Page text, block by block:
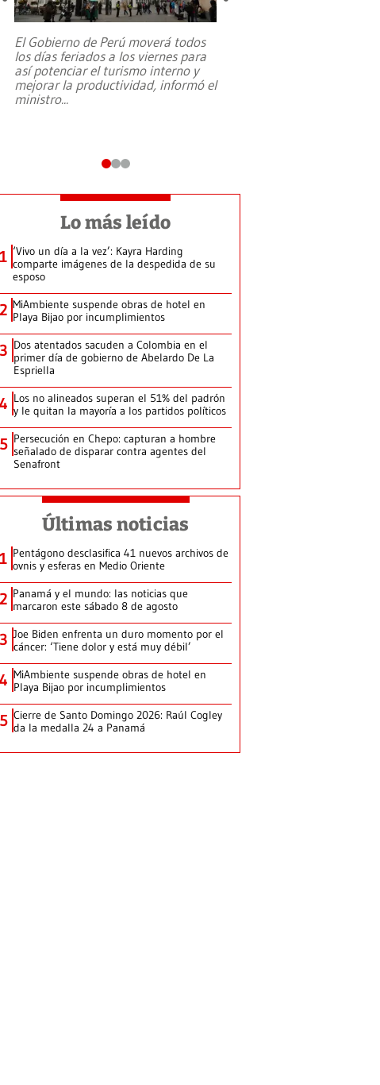
El Gobierno de Perú moverá todos
los días feriados a los viernes para
así potenciar el turismo interno y
mejorar la productividad, informó el
ministro...
Lo más leído
1 ‘Vivo un día a la vez’: Kayra Harding
comparte imágenes de la despedida de su
esposo
2 MiAmbiente suspende obras de hotel en
Playa Bijao por incumplimientos
3 Dos atentados sacuden a Colombia en el
primer día de gobierno de Abelardo De La
Espriella
4 Los no alineados superan el 51% del padrón
y le quitan la mayoría a los partidos políticos
5 Persecución en Chepo: capturan a hombre
señalado de disparar contra agentes del
Senafront
Últimas noticias
1 Pentágono desclasifica 41 nuevos archivos de
ovnis y esferas en Medio Oriente
2 Panamá y el mundo: las noticias que
marcaron este sábado 8 de agosto
3 Joe Biden enfrenta un duro momento por el
cáncer: ‘Tiene dolor y está muy débil’
4 MiAmbiente suspende obras de hotel en
Playa Bijao por incumplimientos
5 Cierre de Santo Domingo 2026: Raúl Cogley
da la medalla 24 a Panamá